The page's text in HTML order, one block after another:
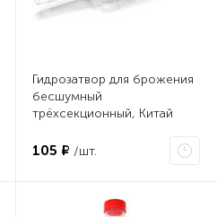
Гидрозатвор для брожения
бесшумный
трёхсекционный, Китай
105 ₽ /шт.